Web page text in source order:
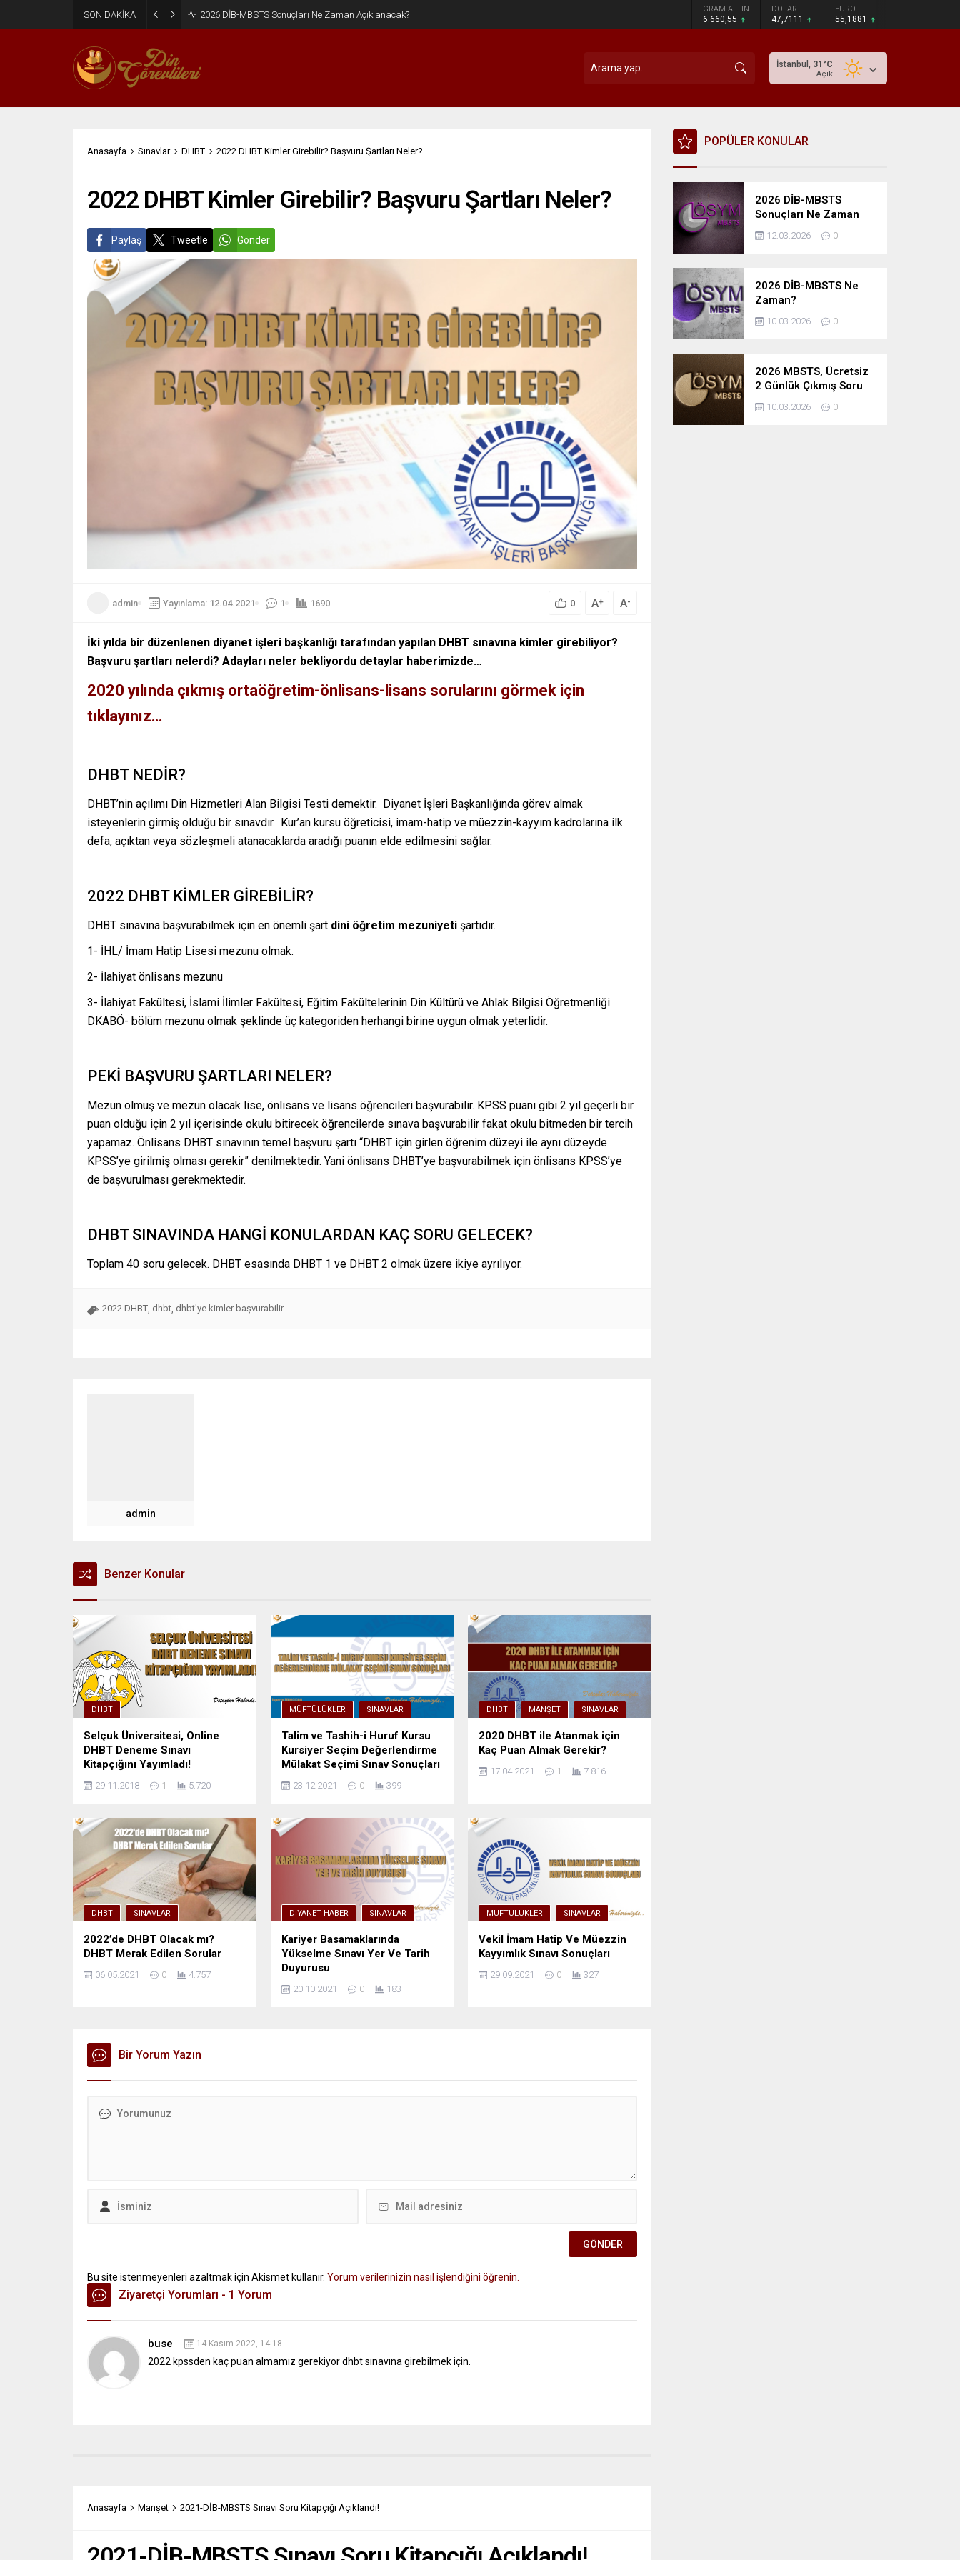
SON DAKİKA 2026 DİB-MBSTS Ne Zaman? GRAM ALTIN
6.660,55
DOLAR
47,7111
EURO
55,1881
İstanbul, 31 °C
Açık
Anasayfa Sınavlar DHBT 2022 DHBT Kimler Girebilir? Başvuru Şartları Neler?
2022 DHBT Kimler Girebilir? Başvuru Şartları Neler?
Paylaş Tweetle Gönder
admin Yayınlama: 12.04.2021 1 1690 0 A+ A-
İki yılda bir düzenlenen diyanet işleri başkanlığı tarafından yapılan DHBT sınavına kimler girebiliyor?
Başvuru şartları nelerdi? Adayları neler bekliyordu detaylar haberimizde…
2020 yılında çıkmış ortaöğretim-önlisans-lisans sorularını görmek için
tıklayınız…
DHBT NEDİR?
DHBT’nin açılımı Din Hizmetleri Alan Bilgisi Testi demektir. Diyanet İşleri Başkanlığında görev almak
isteyenlerin girmiş olduğu bir sınavdır. Kur’an kursu öğreticisi, imam-hatip ve müezzin-kayyım kadrolarına ilk
defa, açıktan veya sözleşmeli atanacaklarda aradığı puanın elde edilmesini sağlar.
2022 DHBT KİMLER GİREBİLİR?
DHBT sınavına başvurabilmek için en önemli şart dini öğretim mezuniyeti şartıdır.
1- İHL/ İmam Hatip Lisesi mezunu olmak.
2- İlahiyat önlisans mezunu
3- İlahiyat Fakültesi, İslami İlimler Fakültesi, Eğitim Fakültelerinin Din Kültürü ve Ahlak Bilgisi Öğretmenliği
DKABÖ- bölüm mezunu olmak şeklinde üç kategoriden herhangi birine uygun olmak yeterlidir.
PEKİ BAŞVURU ŞARTLARI NELER?
Mezun olmuş ve mezun olacak lise, önlisans ve lisans öğrencileri başvurabilir. KPSS puanı gibi 2 yıl geçerli bir
puan olduğu için 2 yıl içerisinde okulu bitirecek öğrencilerde sınava başvurabilir fakat okulu bitmeden bir tercih
yapamaz. Önlisans DHBT sınavının temel başvuru şartı “DHBT için girlen öğrenim düzeyi ile aynı düzeyde
KPSS’ye girilmiş olması gerekir” denilmektedir. Yani önlisans DHBT’ye başvurabilmek için önlisans KPSS’ye
de başvurulması gerekmektedir.
DHBT SINAVINDA HANGİ KONULARDAN KAÇ SORU GELECEK?
Toplam 40 soru gelecek. DHBT esasında DHBT 1 ve DHBT 2 olmak üzere ikiye ayrılıyor.
2022 DHBT, dhbt, dhbt'ye kimler başvurabilir
admin
Benzer Konular
DHBT
Selçuk Üniversitesi, Online
DHBT Deneme Sınavı
Kitapçığını Yayımladı!
29.11.2018 1 5.720
MÜFTÜLÜKLER SINAVLAR
Talim ve Tashih-i Huruf Kursu
Kursiyer Seçim Değerlendirme
Mülakat Seçimi Sınav Sonuçları
23.12.2021 0 399
DHBT MANŞET SINAVLAR
2020 DHBT ile Atanmak için
Kaç Puan Almak Gerekir?
17.04.2021 1 7.816
DHBT SINAVLAR
2022’de DHBT Olacak mı?
DHBT Merak Edilen Sorular
06.05.2021 0 4.757
DIYANET HABER SINAVLAR
Kariyer Basamaklarında
Yükselme Sınavı Yer Ve Tarih
Duyurusu
20.10.2021 0 183
MÜFTÜLÜKLER SINAVLAR
Vekil İmam Hatip Ve Müezzin
Kayyımlık Sınavı Sonuçları
29.09.2021 0 327
Bir Yorum Yazın
Bu site istenmeyenleri azaltmak için Akismet kullanır. Yorum verilerinizin nasıl işlendiğini öğrenin.
Ziyaretçi Yorumları - 1 Yorum
buse 14 Kasım 2022, 14:18
2022 kpssden kaç puan almamız gerekiyor dhbt sınavına girebilmek için.
Anasayfa Manşet 2021-DİB-MBSTS Sınavı Soru Kitapçığı Açıklandı!
POPÜLER KONULAR
2026 DİB-MBSTS
Sonuçları Ne Zaman
Açıklanacak?
12.03.2026 0
2026 DİB-MBSTS Ne
Zaman?
10.03.2026 0
2026 MBSTS, Ücretsiz
2 Günlük Çıkmış Soru
Çözüm Kampı
10.03.2026 0